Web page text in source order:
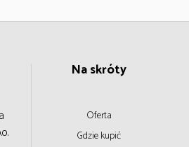
Na skróty
Oferta
Gdzie kupić